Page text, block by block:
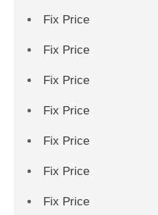
Fix Price
Fix Price
Fix Price
Fix Price
Fix Price
Fix Price
Fix Price